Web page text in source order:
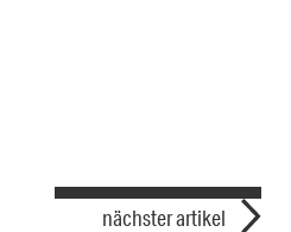
nächster artikel